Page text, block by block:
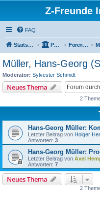
Z-Freunde
FAQ
Startseite Portal Foren-Übersicht
Müller, Hans-Georg
Moderator: Sylvester Schmidt
Neues Thema
2
Hans-Georg Müller:
Letzter Beitrag von Holger
Antworten: 3
Hans-Georg Müller:
Letzter Beitrag von Axel
Antworten: 7
Neues Thema
2